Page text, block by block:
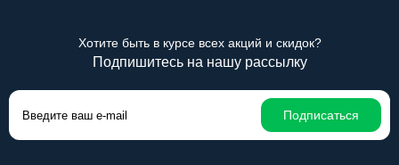
Хотите быть в курсе всех акций и скидок?
Подпишитесь на нашу рассылку
Подписаться